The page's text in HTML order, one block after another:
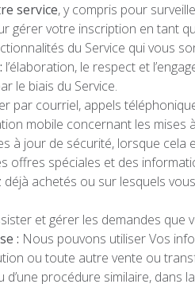
service, y compris pour
gérer votre inscription en tant
du Service qui vous
l’élaboration, le respect et
le biais du Service.
par courriel, appels
mobile concernant les
à jour de sécurité, lorsque
offres spéciales et des
achetés ou sur lesquels
et gérer les demandes que
: Nous pouvons utiliser Vos
ou toute autre vente ou
d’une procédure similaire,